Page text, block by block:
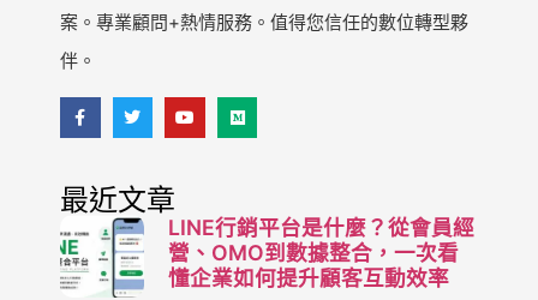
案。專業顧問+熱情服務。值得您信任的數位轉型夥
伴。
最近文章
LINE行銷平台是什麼？從會員經
營、OMO到數據整合，一次看
懂企業如何提升顧客互動效率